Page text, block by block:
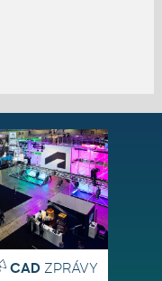
CADZPRÁVY